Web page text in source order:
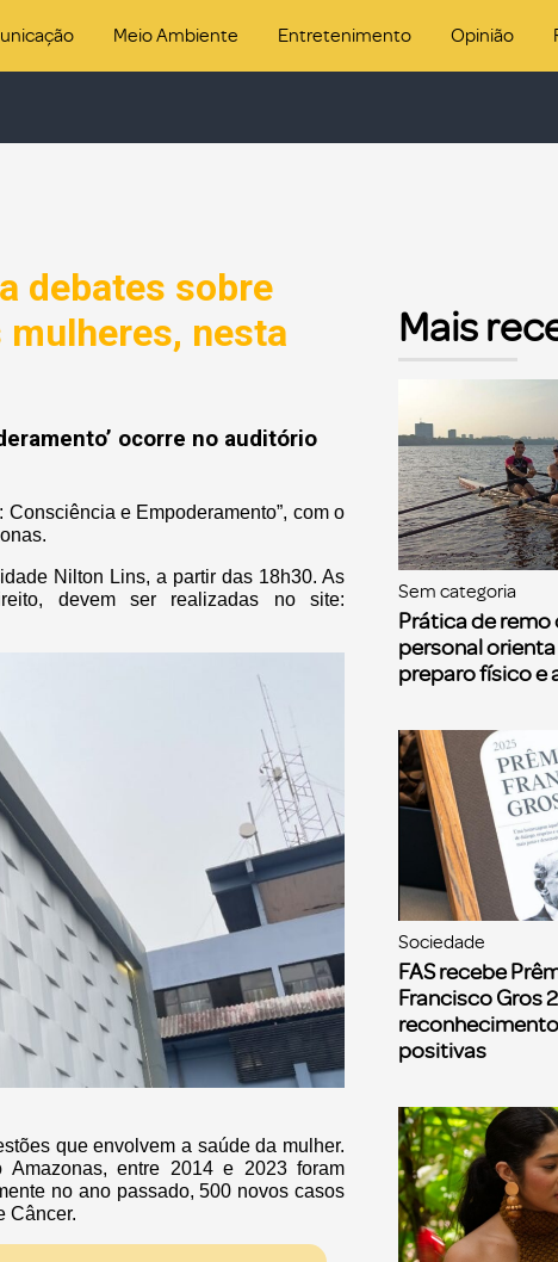
Meio Ambiente Entretenimento Opinião
debates sobre
nesta
ocorre no auditório
e Empoderamento”, com o
Nilton Lins, a partir das 18h30. As
devem ser realizadas no site:
que envolvem a saúde da mulher.
entre 2014 e 2023 foram
no ano passado, 500 novos casos
Câncer.
Mais
Sem categoria
Prática de remo
personal
preparo físico e
Sociedade
FAS recebe
Francisco Gros
positivas